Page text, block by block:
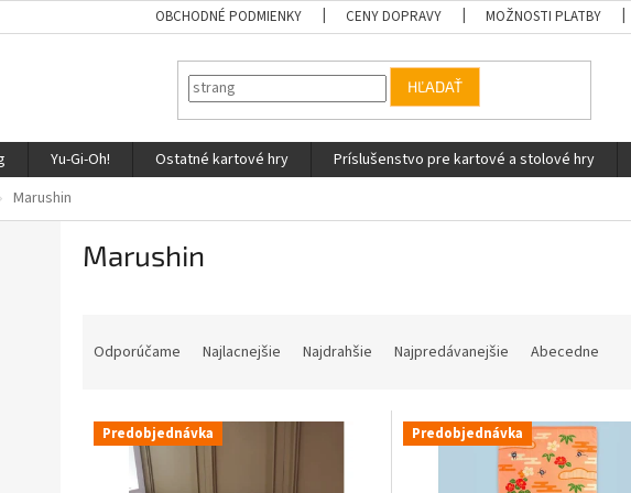
OBCHODNÉ PODMIENKY CENY DOPRAVY MOŽNOSTI PLATBY
HĽADAŤ
Yu-Gi-Oh! Ostatné kartové hry Príslušenstvo pre kartové a stolové hry
Marushin
Marushin
n
Odporúčame Najlacnejšie Najdrahšie Najpredávanejšie Abecedne
V Predobjednávka Predobjednávka